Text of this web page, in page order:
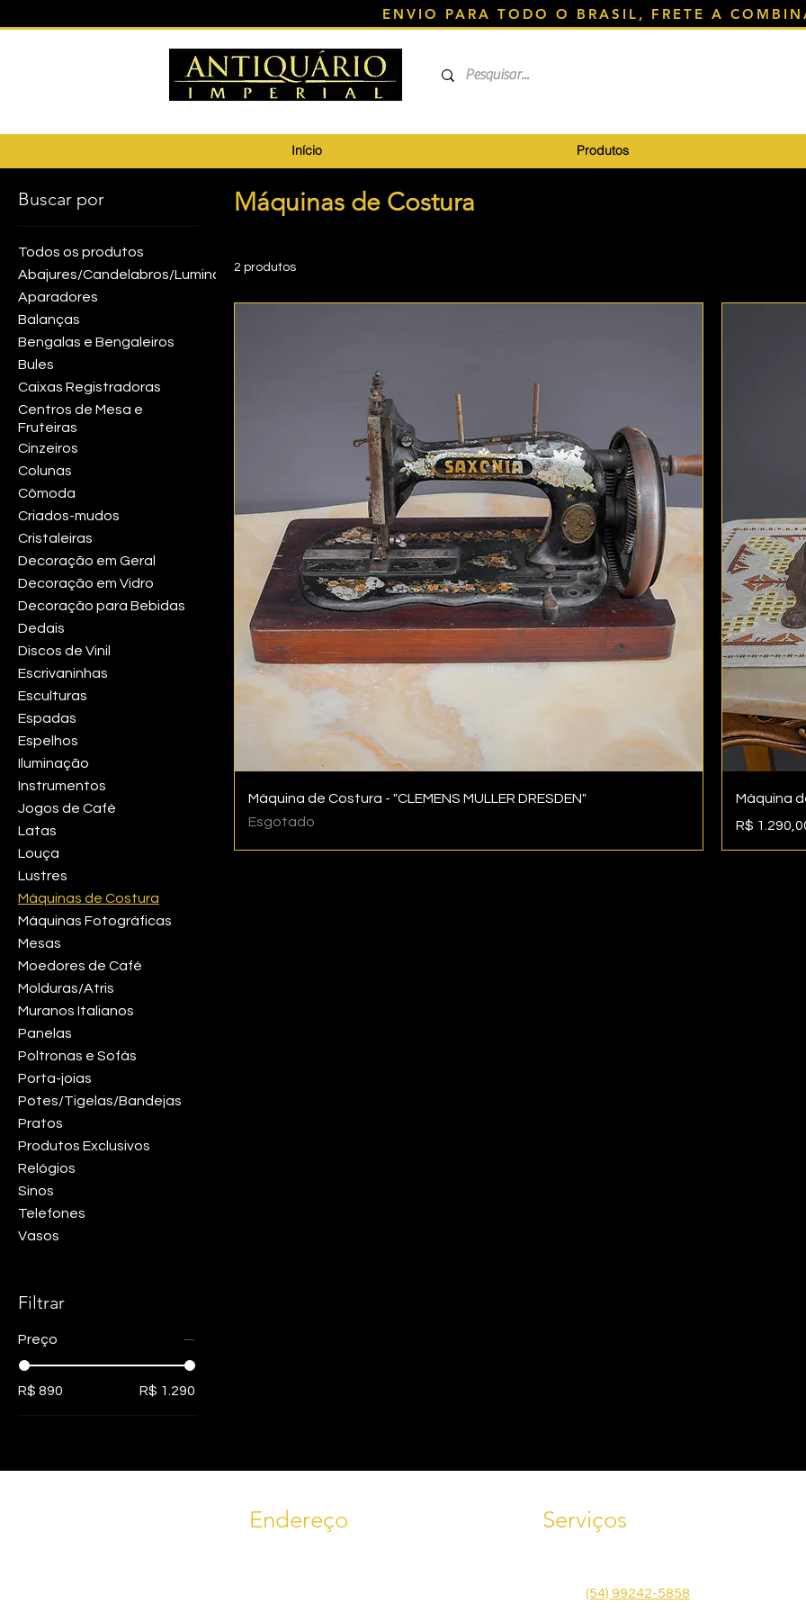
ENVIO PARA TODO O BRASIL, FRETE A
Início Produtos
Buscar por
Todos os produtos
Abajures/Candelabros/Luminárias
Aparadores
Balanças
Bengalas e Bengaleiros
Bules
Caixas Registradoras
Centros de Mesa e
Fruteiras
Cinzeiros
Colunas
Cômoda
Criados-mudos
Cristaleiras
Decoração em Geral
Decoração em Vidro
Decoração para Bebidas
Dedais
Discos de Vinil
Escrivaninhas
Esculturas
Espadas
Espelhos
Iluminação
Instrumentos
Jogos de Café
Latas
Louça
Lustres
Máquinas de Costura
Máquinas Fotográficas
Mesas
Moedores de Café
Molduras/Atris
Muranos Italianos
Panelas
Poltronas e Sofás
Porta-joias
Potes/Tigelas/Bandejas
Pratos
Produtos Exclusivos
Relógios
Sinos
Telefones
Vasos
Filtrar
Preço
R$ 890 R$ 1.290
Máquinas de Costura
2 produtos
Máquina de Costura - "CLEMENS MULLER DRESDEN"
Esgotado
Máquina
Preço
R$
Endereço Serviços
(54) 99242-5858